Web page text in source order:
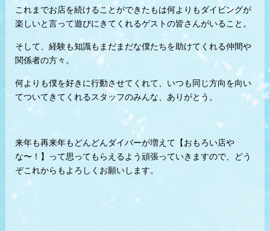
これまでお店を続けることができたもは何よりもダイビングが
楽しいと言って遊びにきてくれるゲストの皆さんがいること。
そして、経験も知識もまだまだな僕たちを助けてくれる仲間や
関係者の方々。
何よりも僕を好きに行動させてくれて、いつも同じ方向を向い
てついてきてくれるスタッフのみんな、ありがとう。
来年も再来年もどんどんダイバーが増えて【おもろい店や
な〜！】って思ってもらえるよう頑張っていきますので、どう
ぞこれからもよろしくお願いします。